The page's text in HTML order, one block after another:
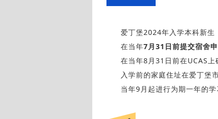
爱丁堡2024年入学本科新生
在当年7月31日前提交宿舍
在当年8月31日前在UCAS
入学前的家庭住址在爱丁堡
当年9月起进行为期一年的学